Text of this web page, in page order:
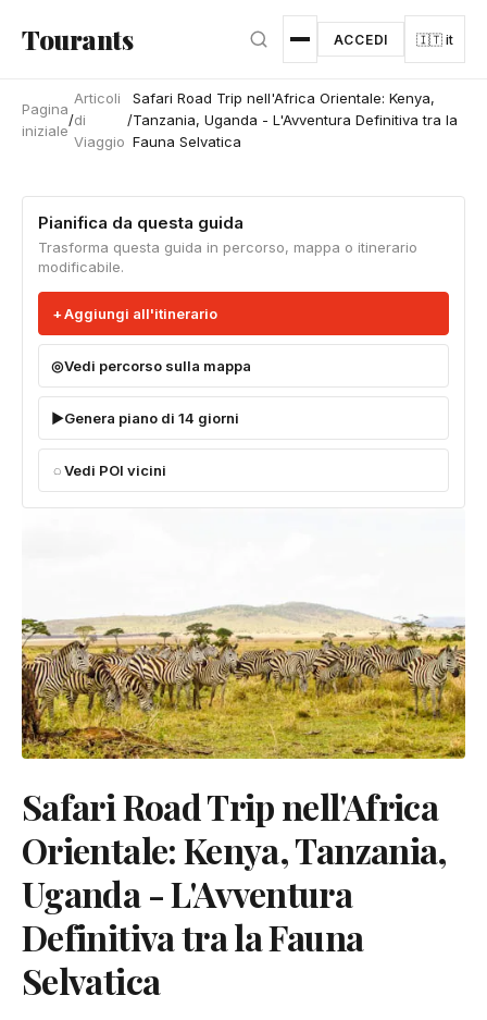
Tourants ACCEDI 🇮🇹 it
Pagina
iniziale
/
Articoli
di
Viaggio
/
Safari Road Trip nell'Africa Orientale: Kenya,
Tanzania, Uganda - L'Avventura Definitiva tra la
Fauna Selvatica
Pianifica da questa guida
Trasforma questa guida in percorso, mappa o itinerario
modificabile.
Aggiungi all'itinerario
Vedi percorso sulla mappa
Genera piano di 14 giorni
Vedi POI vicini
Safari Road Trip nell'Africa
Orientale: Kenya, Tanzania,
Uganda - L'Avventura
Definitiva tra la Fauna
Selvatica